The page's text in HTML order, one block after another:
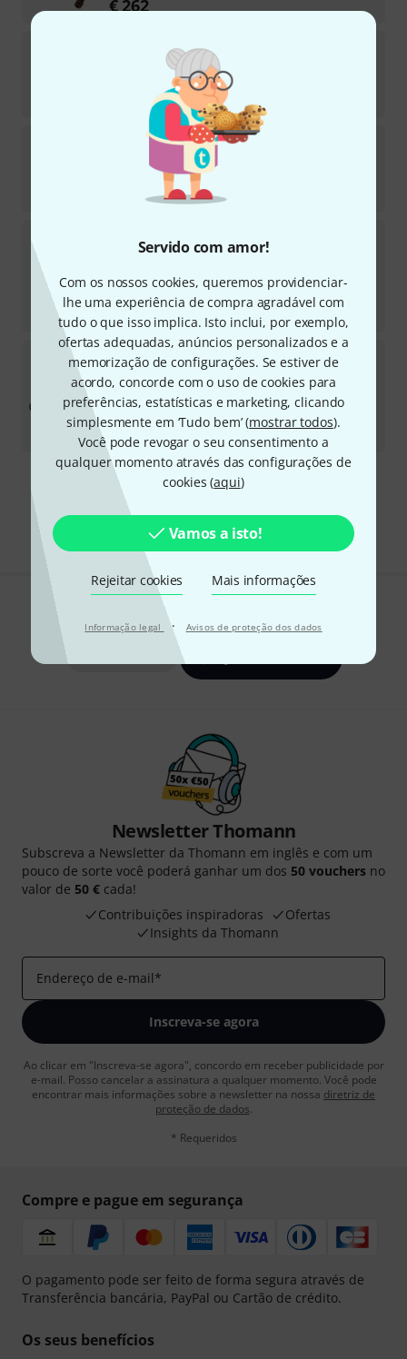
Servido com amor!
Com os nossos cookies, queremos providenciar-
lhe uma experiência de compra agradável com
tudo o que isso implica. Isto inclui, por exemplo,
ofertas adequadas, anúncios personalizados e a
memorização de configurações. Se estiver de
acordo, concorde com o uso de cookies para
preferências, estatísticas e marketing, clicando
simplesmente em ‘Tudo bem’ (mostrar todos).
Você pode revogar o seu consentimento a
qualquer momento através das configurações de
cookies (aqui)
Vamos a isto!
Rejeitar cookies Mais informações
Informação legal · Avisos de proteção dos dados
€262
SH1110
FishmanAG094 B-Stock
Em stock
€252
30 dias de melhor preço:€ 268
-6%
Shadow SH1900 B-Stock
Em stock
€ 77
30 dias de melhor preço:€ 84
-8%
Frete grátis a partir de € 199
Gosta do que vê?
Newsletter Thomann
Subscreva a Newsletter da Thomann em inglês e com um
pouco de sorte você poderá ganhar um dos 50 vouchers no
valor de 50 € cada!
Contribuições inspiradoras
Ofertas
Insights da Thomann
Endereço de e-mail*
Inscreva-se agora
Ao clicar em "Inscreva-se agora", concordo em receber publicidade por
e-mail. Posso cancelar a assinatura a qualquer momento. Você pode
encontrar mais informações sobre a newsletter na nossa diretriz de
proteção de dados.
* Requeridos
Compre e pague em segurança
O pagamento pode ser feito de forma segura através de
Transferência bancária, PayPal ou Cartão de crédito.
Os seus benefícios